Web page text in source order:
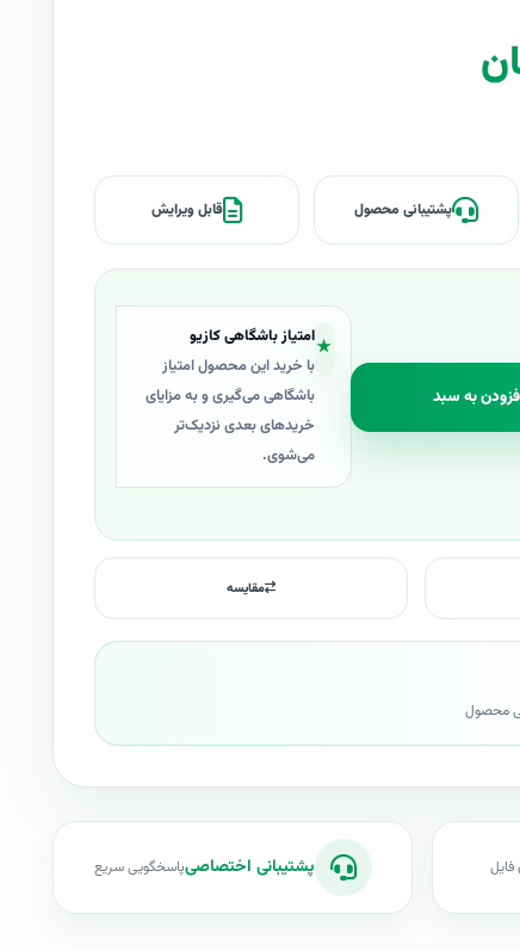
پشتیبانی محصول قابل ویرایش
به سبد
★امتیاز باشگاهی کازیو
با خرید این محصول امتیاز
باشگاهی می‌گیری و به مزایای
خریدهای بعدی نزدیک‌تر
می‌شوی.
مقایسه
محصول
پشتیبانی اختصاصیپاسخگویی سریع